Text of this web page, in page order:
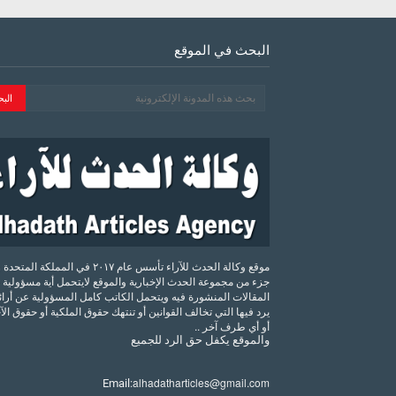
البحث في الموقع
موقع وكالة الحدث للآراء تأسس عام ٢٠١٧ في المملكة
جزء من مجموعة الحدث الإخبارية والموقع لايتحمل أية
المقالات المنشورة فيه ويتحمل الكاتب كامل المسؤولية عن
يرد فيها التي تخالف القوانين أو تنتهك حقوق الملكية أو حقوق
أو أي طرف آخر ..
والموقع يكفل حق الرد للجميع
Email:alhadatharticles@gmail.com